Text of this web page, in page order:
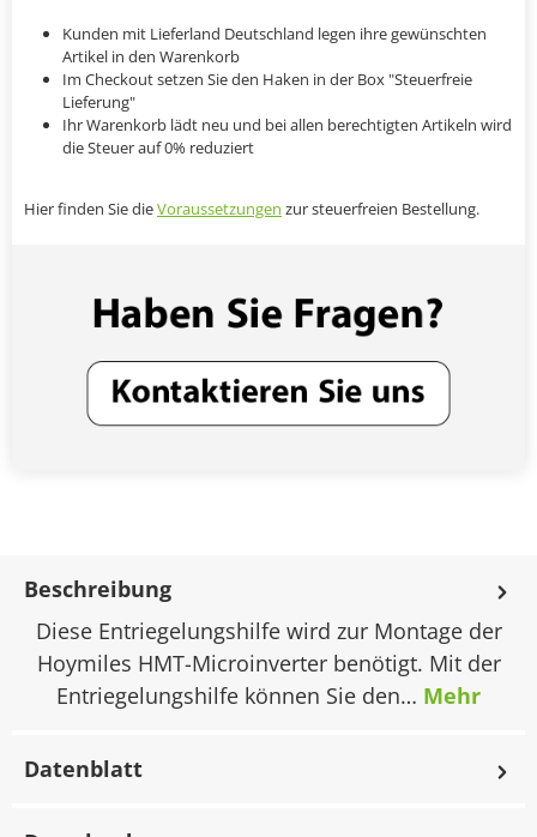
Kunden mit Lieferland Deutschland legen ihre gewünschten
Artikel in den Warenkorb
Im Checkout setzen Sie den Haken in der Box "Steuerfreie
Lieferung"
Ihr Warenkorb lädt neu und bei allen berechtigten Artikeln wird
die Steuer auf 0% reduziert
Hier finden Sie dieVoraussetzungen zur steuerfreien Bestellung.
Beschreibung
Diese Entriegelungshilfe wird zur Montage der
Hoymiles HMT-Microinverter benötigt. Mit der
Entriegelungshilfe können Sie den… Mehr
Datenblatt